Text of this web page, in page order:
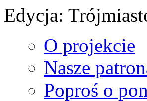
Edycja:
O projekcie
Nasze
Poproś o